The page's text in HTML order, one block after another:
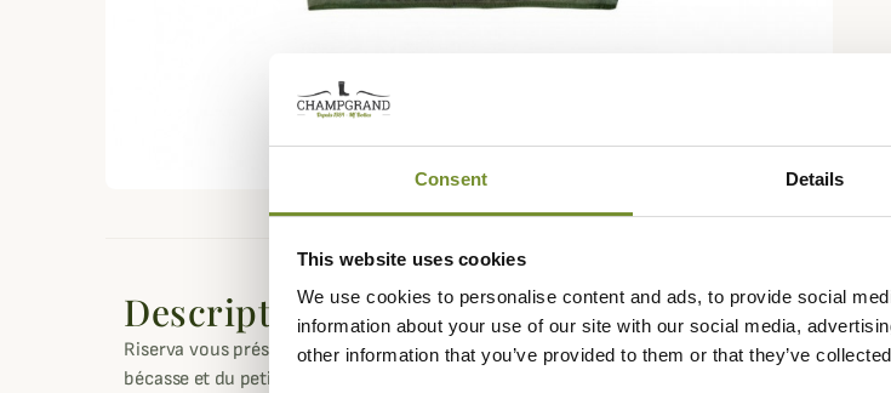
Consent Details
This website uses cookies
We use cookies to personalise content and ads, to provide social
information about your use of our site with our social media,
other information that you’ve provided to them or that they’ve
Description
Riserva vous présente le gilet R2177 très complet et bien pensé pour la chasse de la
bécasse et du petit gibier en général. Il est doté d'un double carnier vous permettant
Coloris